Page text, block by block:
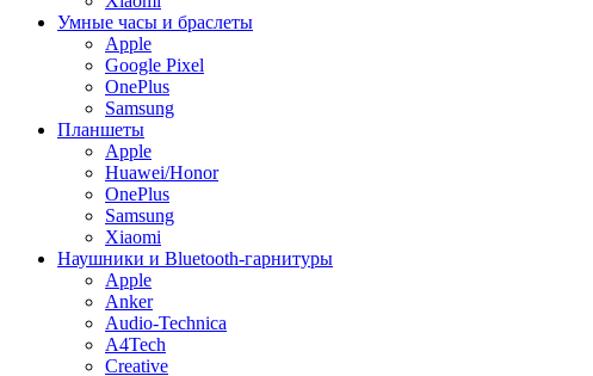
Умные часы и браслеты
Apple
Google Pixel
OnePlus
Samsung
Планшеты
Apple
Huawei/Honor
OnePlus
Samsung
Xiaomi
Наушники и Bluetooth-гарнитуры
Apple
Anker
Audio-Technica
A4Tech
Creative